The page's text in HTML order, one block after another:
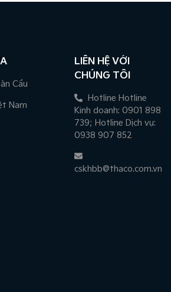
Cầu
Nam
LIÊN HỆ VỚI
CHÚNG TÔI
Hotline Hotline
Kinh doanh: 0901 898
739; Hotline Dịch vụ:
0938 907 852
cskhbb@thaco.com.vn